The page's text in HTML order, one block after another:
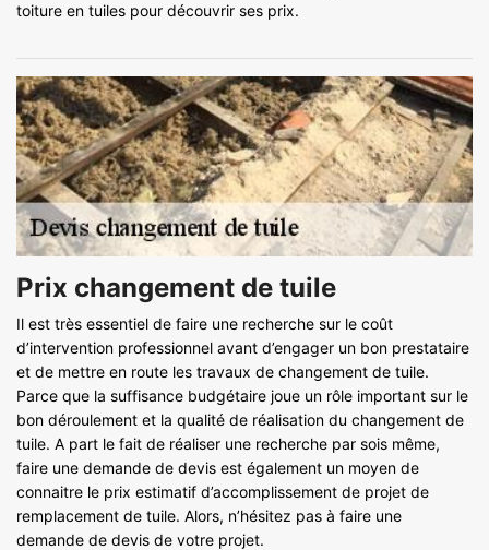
toiture en tuiles pour découvrir ses prix.
Prix changement de tuile
Il est très essentiel de faire une recherche sur le coût
d’intervention professionnel avant d’engager un bon prestataire
et de mettre en route les travaux de changement de tuile.
Parce que la suffisance budgétaire joue un rôle important sur le
bon déroulement et la qualité de réalisation du changement de
tuile. A part le fait de réaliser une recherche par sois même,
faire une demande de devis est également un moyen de
connaitre le prix estimatif d’accomplissement de projet de
remplacement de tuile. Alors, n’hésitez pas à faire une
demande de devis de votre projet.